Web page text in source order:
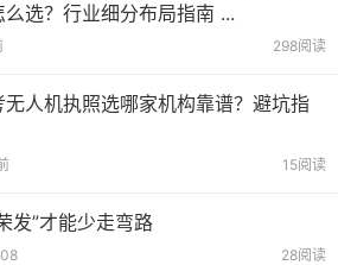
么选？行业细分布局指南 ...
298阅读
无人机执照选哪家机构靠谱？避坑指
15阅读
发”才能少走弯路
28阅读